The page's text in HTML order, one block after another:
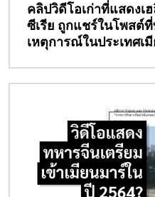
คลิปวิดีโอเก่าที่แสดงเ
ซีเรีย ถูกแชร์ในโพสต์
เหตุการณ์ในประเทศเ